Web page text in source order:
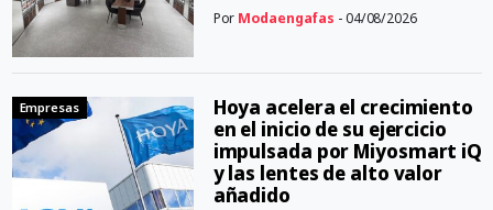
Por Modaengafas - 04/08/2026
Empresas
Hoya acelera el crecimiento
en el inicio de su ejercicio
impulsada por Miyosmart iQ
y las lentes de alto valor
añadido